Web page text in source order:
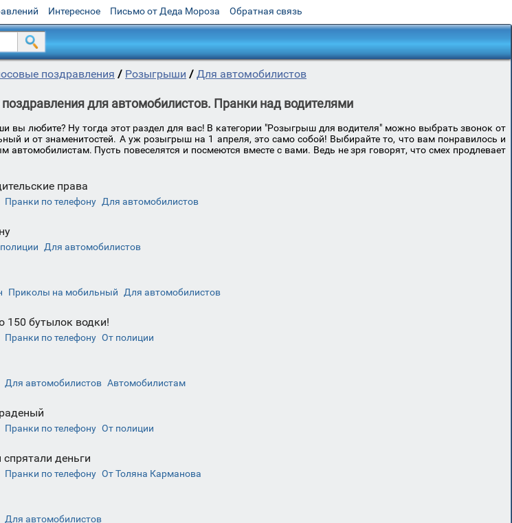
Интересное Письмо от Деда Мороза Обратная связь
поздравления / Розыгрыши / Для автомобилистов
для автомобилистов. Пранки над водителями
вы любите? Ну тогда этот раздел для вас! В категории "Розыгрыш для водителя" можно выбрать звонок от
и от знаменитостей. А уж розыгрыш на 1 апреля, это само собой! Выбирайте то, что вам понравилось и
Пусть повеселятся и посмеются вместе с вами. Ведь не зря говорят, что смех продлевает
права
Пранки по телефону Для автомобилистов
Для автомобилистов
Приколы на мобильный Для автомобилистов
150 бутылок водки!
Пранки по телефону От полиции
Для автомобилистов Автомобилистам
Пранки по телефону От полиции
деньги
Пранки по телефону От Толяна Карманова
Для автомобилистов